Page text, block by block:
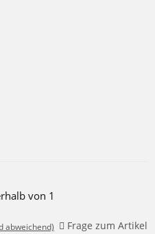
von 1
abweichend) Frage zum Artikel